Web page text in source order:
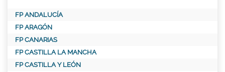
FP ANDALUCÍA
FP ARAGÓN
FP CANARIAS
FP CASTILLA LA MANCHA
FP CASTILLA Y LEÓN